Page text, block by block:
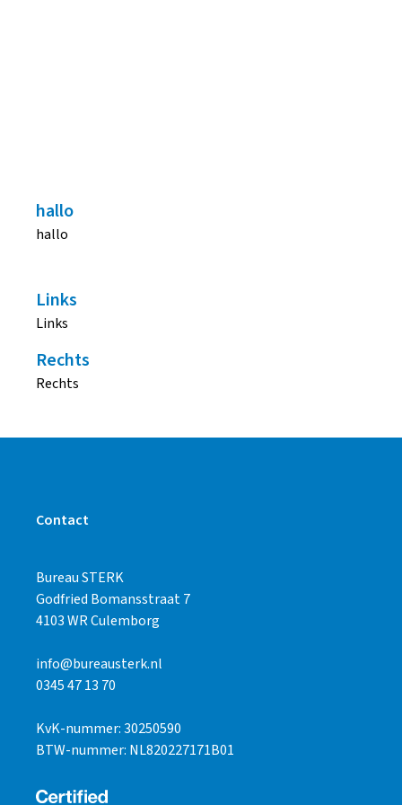
hallo
hallo
Links
Links
Rechts
Rechts
Contact
Bureau STERK
Godfried Bomansstraat 7
4103 WR Culemborg
info@bureausterk.nl
0345 47 13 70
KvK-nummer: 30250590
BTW-nummer: NL820227171B01